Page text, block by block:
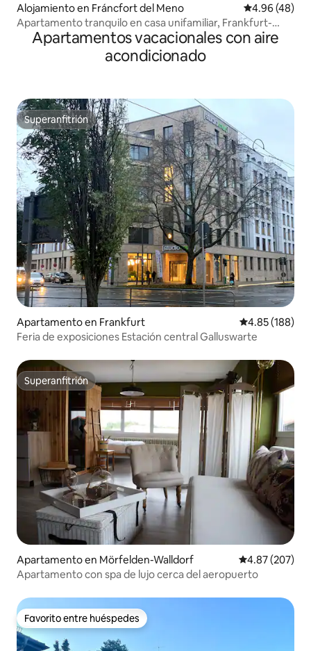
Alojamiento en Fráncfort del Meno Calificación
4.96 (48)
Apartamento tranquilo en casa unifamiliar, Frankfurt-
Messe y aeropuerto
Apartamentos vacacionales con aire
acondicionado
Superanfitrión
Superanfitrión
Apartamento en Frankfurt Calificación
4.85 (188)
Feria de exposiciones Estación central Galluswarte
Superanfitrión
Superanfitrión
Apartamento en Mörfelden-Walldorf Calificación
4.87 (207)
Apartamento con spa de lujo cerca del aeropuerto
Favorito entre huéspedes
Favorito entre huéspedes